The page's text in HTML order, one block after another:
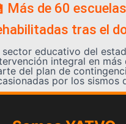
Más de 60
tras el
sector educativo del
integral en
del plan de
por los sismos